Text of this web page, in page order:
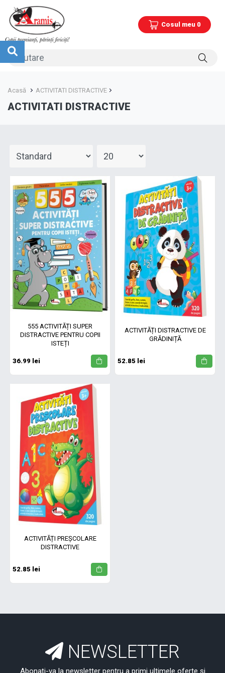
Cosul meu 0
Acasă ACTIVITATI DISTRACTIVE
ACTIVITATI DISTRACTIVE
555 ACTIVITĂȚI SUPER
DISTRACTIVE PENTRU COPII
ISTEȚI
36.99 lei
ACTIVITĂȚI DISTRACTIVE DE
GRĂDINIȚĂ
52.85 lei
ACTIVITĂȚI PREȘCOLARE
DISTRACTIVE
52.85 lei
NEWSLETTER
Abonați-va la newsletter pentru a primi ultimele oferte și